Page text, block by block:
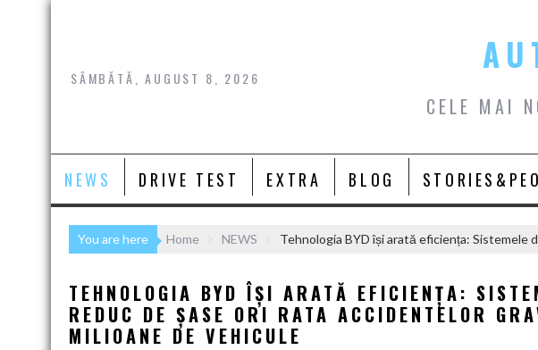
Skip
SÂMBĂTĂ, AUGUST 8, 2026
CELE MAI
NEWS DRIVE TEST EXTRA BLOG
You are here Home NEWS Tehnologia BYD își arată eficiența: Sistemele
TEHNOLOGIA BYD ÎȘI ARATĂ EFICIENȚA:
REDUC DE ȘASE ORI RATA ACCIDENTELOR
MILIOANE DE VEHICULE